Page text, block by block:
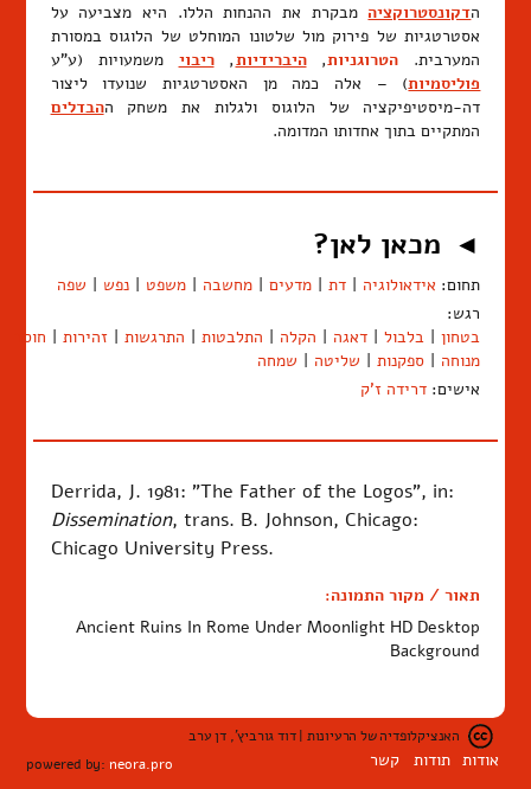
הדקונסטרוקציה מבקרת את ההנחות הללו. היא מצביעה על
אסטרטגיות של פירוק מול שלטונו המוחלט של הלוגוס במסורת
המערבית. הטרוגניות,היברידיות,ריבוי משמעויות (ע"ע
פוליסמיות) – אלה כמה מן האסטרטגיות שנועדו ליצור
דה-מיסטיפיקציה של הלוגוס ולגלות את משחק ההבדלים
המתקיים בתוך אחדותו המדומה.
◄ מכאן לאן?
תחום: אידאולוגיה | דת | מדעים | מחשבה | משפט | נפש | שפה
רגש:
בטחון | בלבול | דאגה | הקלה | התלבטות | התרגשות | זהירות | חוסר
מנוחה | ספקנות | שליטה | שמחה
אישים: דרידה ז'ק
Derrida, J. 1981: "The Father of the Logos", in:
Dissemination, trans. B. Johnson, Chicago:
Chicago University Press.
תאור / מקור התמונה:
Ancient Ruins In Rome Under Moonlight HD Desktop
Background
האנציקלופדיה של הרעיונות | דוד גורביץ', דן ערב
אודות תודות קשר powered by:neora.pro